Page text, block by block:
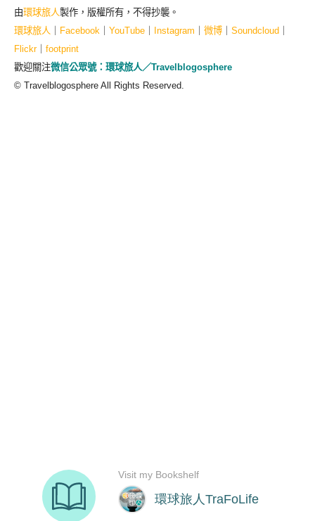
由環球旅人製作，版權所有，不得抄襲。
環球旅人
Facebook YouTube Instagram 微博 Soundcloud
Flickr｜ footprint
歡迎關注微信公眾號：環球旅人／Travelblogosphere
© Travelblogosphere All Rights Reserved.